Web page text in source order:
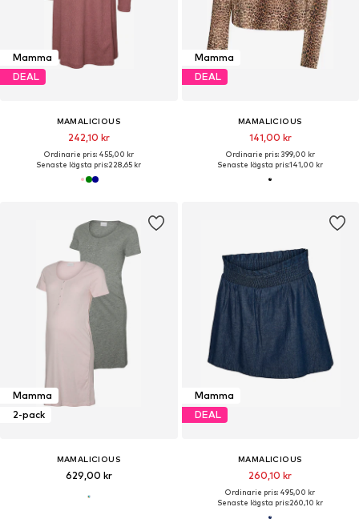
Mamma
DEAL
MAMALICIOUS
242,10 kr
Ordinarie pris: 455,00 kr
Senaste lägsta pris:228,65 kr
Mamma
DEAL
MAMALICIOUS
141,00 kr
Ordinarie pris: 399,00 kr
Senaste lägsta pris:141,00 kr
Mamma
2-pack
MAMALICIOUS
629,00 kr
Mamma
DEAL
MAMALICIOUS
260,10 kr
Ordinarie pris: 495,00 kr
Senaste lägsta pris:260,10 kr